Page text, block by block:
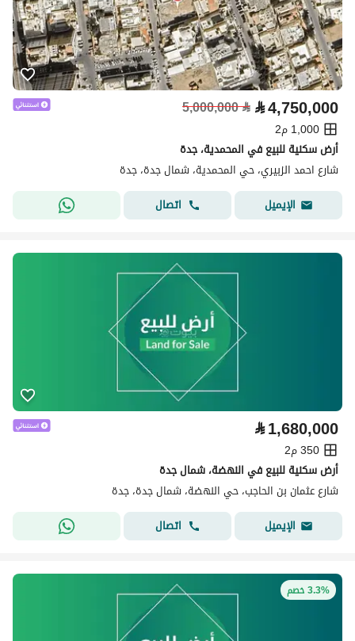
⃁4,750,000
⃁
5,000,000
1,000 م2
أرض سكنية للبيع في المحمدية، جدة
شارع احمد الزبيري، حي المحمدية، شمال جدة، جدة
الإيميل
اتصال
⃁1,680,000
350 م2
أرض سكنية للبيع في النهضة، شمال جدة
شارع عثمان بن الحاجب، حي النهضة، شمال جدة، جدة
الإيميل
اتصال
3.3% خصم